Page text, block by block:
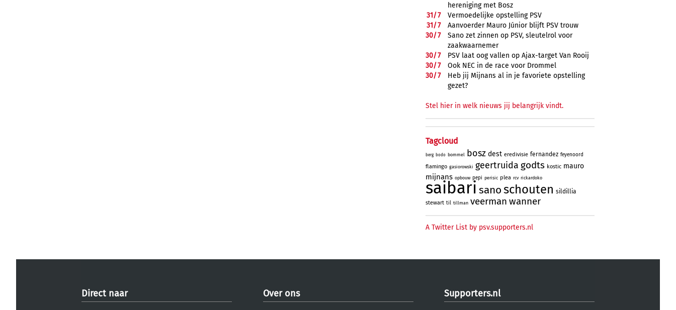
hereniging met Bosz
31/7
Vermoedelijke opstelling PSV
31/7
Aanvoerder Mauro Júnior blijft PSV trouw
30/7
Sano zet zinnen op PSV, sleutelrol voor
zaakwaarnemer
30/7
PSV laat oog vallen op Ajax-target Van Rooij
30/7
Ook NEC in de race voor Drommel
30/7
Heb jij Mijnans al in je favoriete opstelling
gezet?
Stel hier in welk nieuws jij belangrijk vindt.
Tagcloud
berg bodo bommel bosz dest eredivisie fernandez feyenoord
flamingo gasiorowski geertruida godts kostic mauro
mijnans opbouw pepi perisic plea rcv rickardoko
saibari sanoschouten sildillia
stewart til tillman veerman wanner
A Twitter List by psv.supporters.nl
Direct naar Over ons Supporters.nl